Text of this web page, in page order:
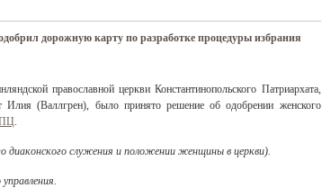
дорожную карту по разработке процедуры избрания
православной церкви Константинопольского Патриархата,
(Валлгрен), было принято решение об одобрении женского
.
служения и положении женщины в церкви).